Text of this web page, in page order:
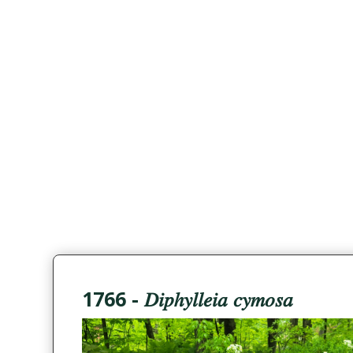
1766 - 𝐷𝑖𝑝ℎ𝑦𝑙𝑙𝑒𝑖𝑎 𝑐𝑦𝑚𝑜𝑠𝑎